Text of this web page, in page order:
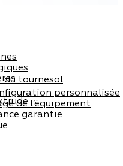
tournesol
personnalisée
de l’équipement
garantie